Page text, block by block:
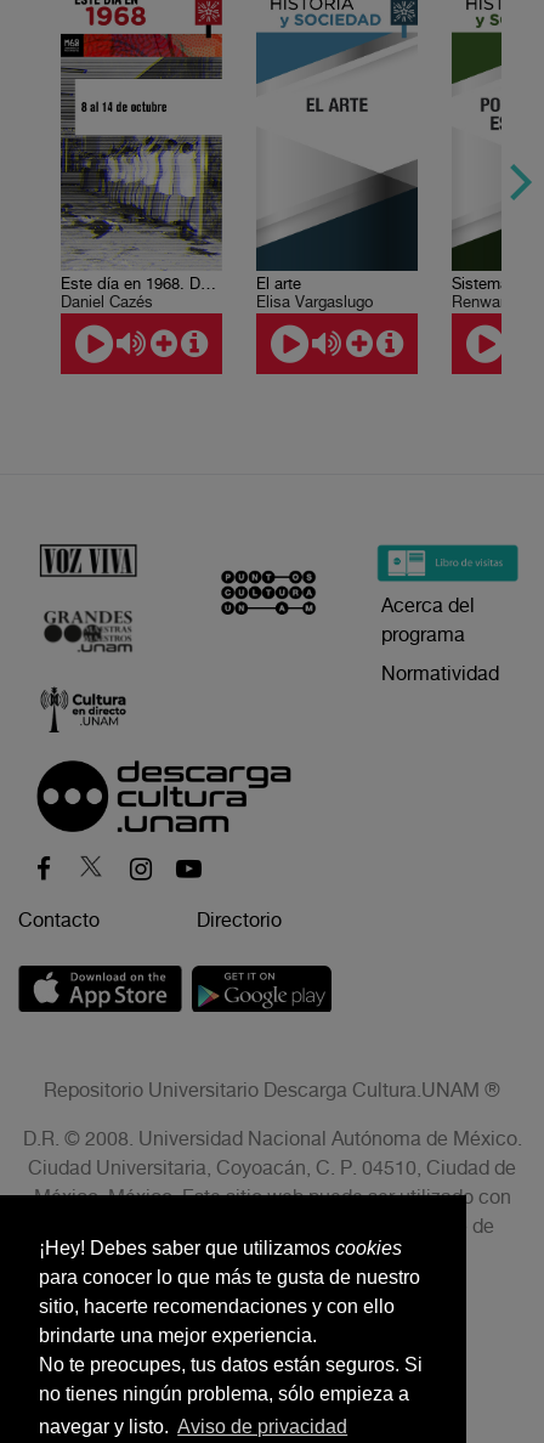
¡Hey! Debes saber que utilizamos cookies
para conocer lo que más te gusta de nuestro
sitio, hacerte recomendaciones y con ello
brindarte una mejor experiencia.
No te preocupes, tus datos están seguros. Si
no tienes ningún problema, sólo empieza a
navegar y listo. Aviso de privacidad
Este día en 1968. Del 8 al 14 de octubre
Daniel Cazés
El arte
Elisa Vargaslugo
Acerca del
programa
Normatividad
Contacto Directorio
Repositorio Universitario Descarga Cultura.UNAM ®
D.R. © 2008. Universidad Nacional Autónoma de México.
Ciudad Universitaria, Coyoacán, C. P. 04510, Ciudad de
México, México. Este sitio web puede ser utilizado con
fines no lucrativos siempre que se cite la fuente de
conformidad con el AVISO LEGAL.